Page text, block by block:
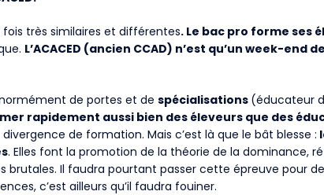
très similaires et différentes. Le bac pro forme ses
L’ACACED (ancien CCAD) n’est qu’un week-end
de portes et de spécialisations (éducateur
rapidement aussi bien des éleveurs que des
de formation. Mais c’est là que le bât blesse :
. Elles font la promotion de la théorie de la dominance,
brutales. Il faudra pourtant passer cette épreuve pour
c’est ailleurs qu’il faudra fouiner.